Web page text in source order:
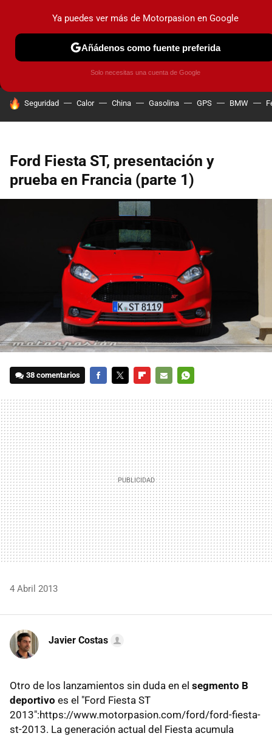
MENÚ NUEVO
COCHES ELÉCTRICOS OBSERVATORIO
HOY SE HABLA DE
Seguridad Calor China Gasolina GPS BMW
Ford Fiesta ST, presentación y
prueba en Francia (parte 1)
38 comentarios
MAIL
4 Abril 2013
Javier Costas
Otro de los lanzamientos sin duda en el segmento B
deportivo es el "Ford Fiesta ST
2013":https://www.motorpasion.com/ford/ford-fiesta-
st-2013. La generación actual del Fiesta acumula
Ya puedes ver más de Motorpasion en Google
Añádenos como fuente preferida
Solo necesitas una cuenta de Google